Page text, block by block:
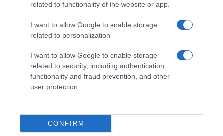
related to functionality of the website or app.
I want to allow Google to enable storage
related to personalization.
I want to allow Google to enable storage
related to security, including authentication
functionality and fraud prevention, and other
user protection.
CONFIRM
In realtà, Kiriyenko prova a lasciare il segno nel
idea russa
sua proposta si chiama “visione di futuro
”, un
programma un po’ troppo ottimistico per
l’avvenire che ha in mente Putin per il Paese,
nostro dietro l’angolo.